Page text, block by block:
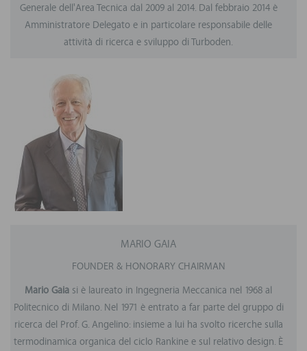
Generale dell'Area Tecnica dal 2009 al 2014. Dal febbraio 2014 è
Amministratore Delegato e in particolare responsabile delle
attività di ricerca e sviluppo di Turboden.
MARIO GAIA
FOUNDER & HONORARY CHAIRMAN
Mario Gaia si è laureato in Ingegneria Meccanica nel 1968 al
Politecnico di Milano. Nel 1971 è entrato a far parte del gruppo di
ricerca del Prof. G. Angelino: insieme a lui ha svolto ricerche sulla
termodinamica organica del ciclo Rankine e sul relativo design. È